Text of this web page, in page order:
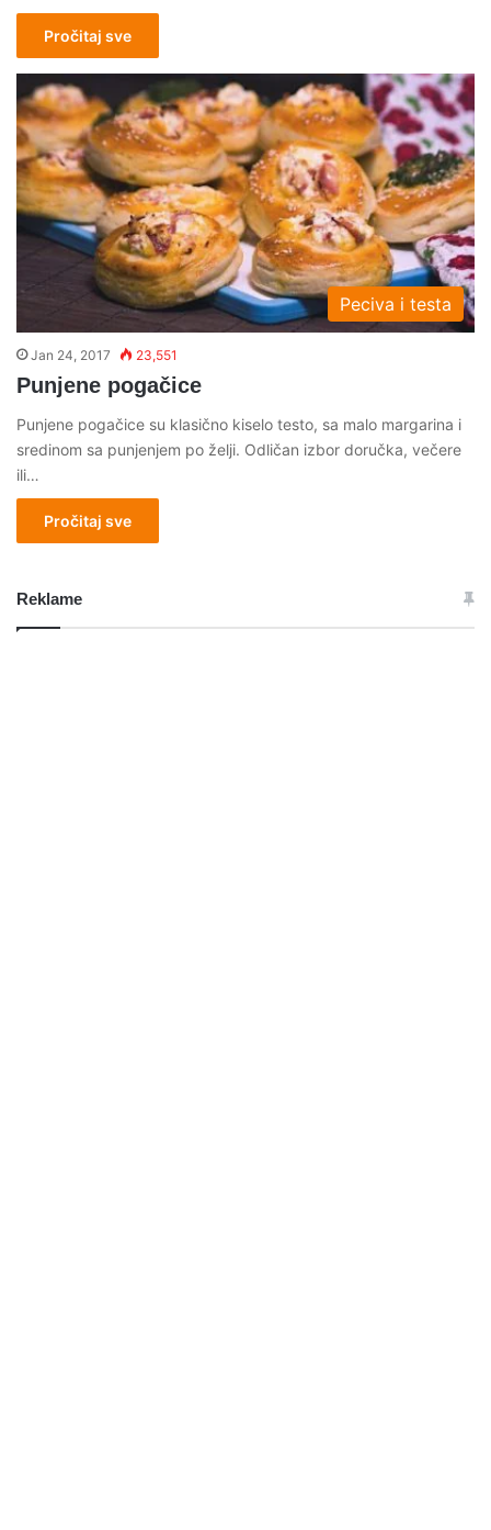
Pročitaj sve
Peciva i testa
Jan 24, 2017 23,551
Punjene pogačice
Punjene pogačice su klasično kiselo testo, sa malo margarina i
sredinom sa punjenjem po želji. Odličan izbor doručka, večere
ili…
Pročitaj sve
Reklame